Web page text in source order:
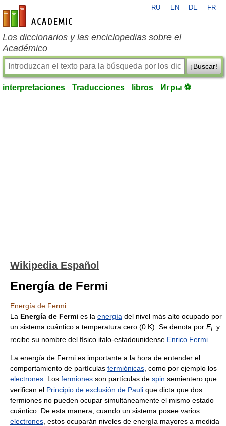
es-academic.com
RU EN DE FR
Los diccionarios y las enciclopedias sobre el
Académico
¡Buscar!
interpretaciones Traducciones libros Игры ⚽
Wikipedia Español
Energía de Fermi
Energía de Fermi
La Energía de Fermi es la energía del nivel más alto ocupado por
un sistema cuántico a temperatura cero (0 K). Se denota por EFy
recibe su nombre del físico italo-estadounidense Enrico Fermi
La energía de Fermi es importante a la hora de entender el
comportamiento de partículas fermiónicas , como por ejemplo los
electrones . Los fermiones son partículas de spin semientero que
verifican el Principio de exclusión de Pauli que dicta que dos
fermiones no pueden ocupar simultáneamente el mismo estado
cuántico. De esta manera, cuando un sistema posee varios
electrones , estos ocuparán niveles de energía mayores a medida